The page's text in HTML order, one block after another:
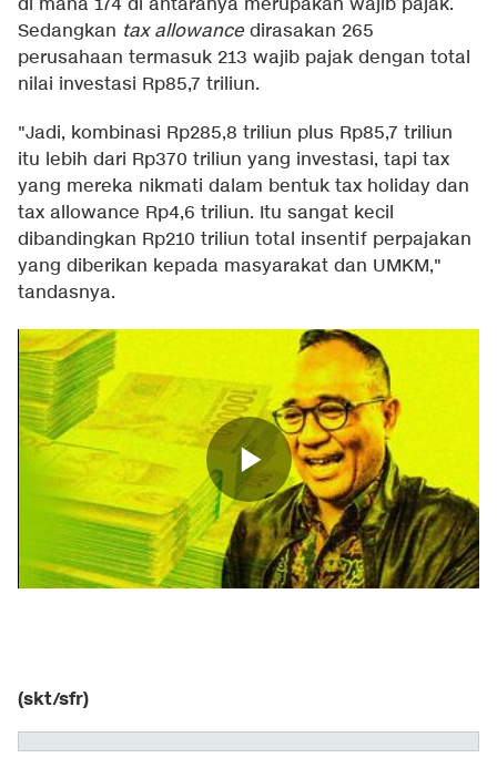
Sedangkan tax allowance dirasakan 265
perusahaan termasuk 213 wajib pajak dengan total
nilai investasi Rp85,7 triliun.
"Jadi, kombinasi Rp285,8 triliun plus Rp85,7 triliun
itu lebih dari Rp370 triliun yang investasi, tapi tax
yang mereka nikmati dalam bentuk tax holiday dan
tax allowance Rp4,6 triliun. Itu sangat kecil
dibandingkan Rp210 triliun total insentif perpajakan
yang diberikan kepada masyarakat dan UMKM,"
tandasnya.
(skt/sfr)